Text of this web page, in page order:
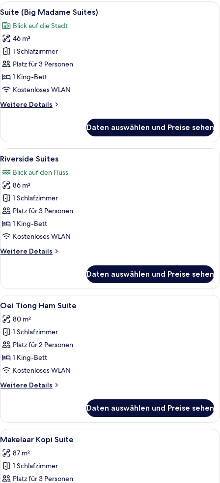
Alle
Fotos
für
Suite
(Big
Madame
Suites)
anzeigen
Ein stilvoll eingerichtetes
14
Suite (Big Madame Suites)
Blick auf die Stadt
46 m²
1 Schlafzimmer
Platz für 3 Personen
1 King-Bett
Kostenloses WLAN
Weitere Details
Weitere
(Big
Madame
Suites)
Daten auswählen und Preise sehen
Alle
Fotos
für
Riverside
Suites
anzeigen
Ein Hotelzimmer mit einem großen
17
Riverside Suites
Blick auf den Fluss
86 m²
1 Schlafzimmer
Platz für 3 Personen
1 King-Bett
Kostenloses WLAN
Weitere Details
Weitere
Suites
Daten auswählen und Preise sehen
Alle
Fotos
für
Oei
Tiong
Ham
Suite
Ein Zimmer mit einem Bett, das
12
Oei Tiong Ham Suite
80 m²
1 Schlafzimmer
Platz für 2 Personen
1 King-Bett
Kostenloses WLAN
Weitere Details
Weitere
Tiong
Ham
Suite
Daten auswählen und Preise sehen
Alle
Fotos
für
Makelaar
Kopi
Ein Schlafzimmer mit einem großen
10
Makelaar Kopi Suite
87 m²
1 Schlafzimmer
Platz für 3 Personen